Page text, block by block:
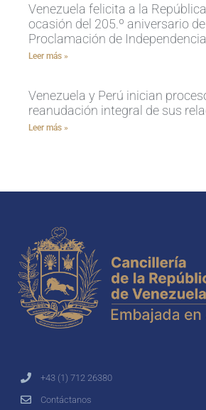
Venezuela felicita a la
ocasión del 205.º aniversario
Proclamación de Independencia
Leer más »
Venezuela y Perú inician
reanudación integral de sus
Leer más »
+43 (1) 712 26380
Contáctanos